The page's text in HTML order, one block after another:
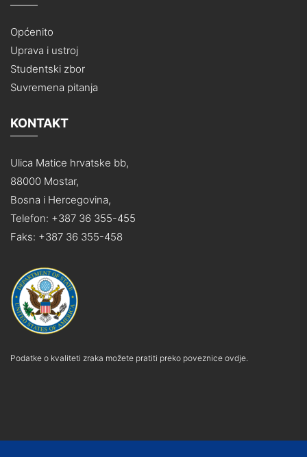
Općenito
Uprava i ustroj
Studentski zbor
Suvremena pitanja
KONTAKT
Ulica Matice hrvatske bb,
88000 Mostar,
Bosna i Hercegovina,
Telefon: +387 36 355-455
Faks: +387 36 355-458
Podatke o kvaliteti zraka možete pratiti preko poveznice ovdje.